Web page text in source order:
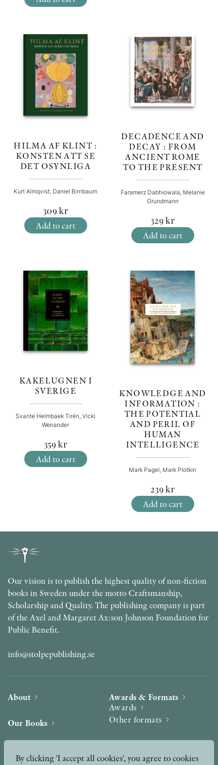
HILMA AF KLINT :
KONSTEN ATT SE
DET OSYNLIGA
Kurt Almqvist, Daniel Birnbaum
309kr
Add to cart
DECADENCE AND
DECAY : FROM
ANCIENT ROME
TO THE PRESENT
Faramerz Dabhiowala, Melanie
Grundmann
329kr
Add to cart
KAKELUGNEN I
SVERIGE
Svante Helmbaek Tirén, Vicki
Wenander
359kr
Add to cart
KNOWLEDGE AND
INFORMATION :
THE POTENTIAL
AND PERIL OF
HUMAN
INTELLIGENCE
Mark Pagel, Mark Plotkin
239kr
Add to cart
Our vision is to publish the highest quality of non-fiction
books in Sweden under the motto Craftsmanship,
Scholarship and Quality. The publishing company is part
of the Axel and Margaret Ax:son Johnson Foundation for
Public Benefit.
info@stolpepublishing.se
About
Our Books
Awards & Formats
Awards
Other formats
By clicking 'I accept all cookies', you agree to cookies